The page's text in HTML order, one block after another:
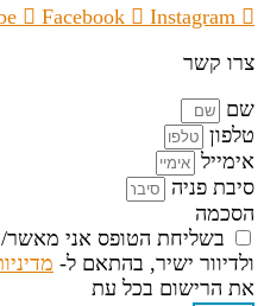
Facebook
Instagram
צרו קשר
שם
טלפון
אימייל
סיבת פניה
הסכמה
בשליחת הטופס אני
ולדיוור ישיר, בהתאם ל-
את הרישום בכל עת